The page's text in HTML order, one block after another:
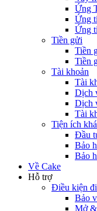
Ứng
Ứng
Ứng
Tiền gửi
Tiền
Tiền
Tài khoản
Tài
Dịch
Dịch
Tài
Tiện ích
Đầu
Bảo
Bảo
Về Cake
Hỗ trợ
Điều kiện
Bảo
Mở &